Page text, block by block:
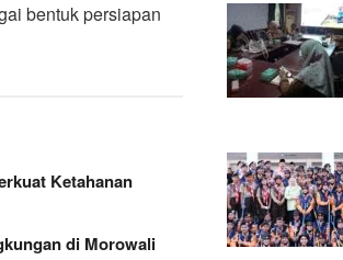
bentuk persiapan
Ketahanan
di Morowali